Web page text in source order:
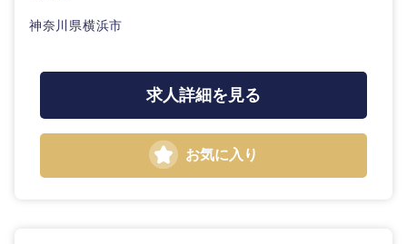
静岡県
三重県
神奈川県横浜市
求人詳細を見る
お気に入り